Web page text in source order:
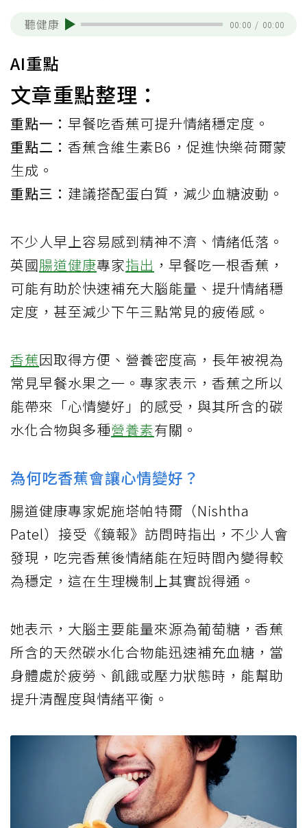
聽健康 00:00 / 00:00
AI重點
文章重點整理：
重點一： 早餐吃香蕉可提升情緒穩定度。
重點二： 香蕉含維生素B6，促進快樂荷爾蒙
生成。
重點三： 建議搭配蛋白質，減少血糖波動。
不少人早上容易感到精神不濟、情緒低落。
英國腸道健康專家指出 ，早餐吃一根香蕉，
可能有助於快速補充大腦能量、提升情緒穩
定度，甚至減少下午三點常見的疲倦感。
香蕉因取得方便、營養密度高，長年被視為
常見早餐水果之一。專家表示，香蕉之所以
能帶來「心情變好」的感受，與其所含的碳
水化合物與多種營養素有關。
為何吃香蕉會讓心情變好？
腸道健康專家妮施塔帕特爾（Nishtha
Patel）接受《鏡報》訪問時指出，不少人會
發現，吃完香蕉後情緒能在短時間內變得較
為穩定，這在生理機制上其實說得通。
她表示，大腦主要能量來源為葡萄糖，香蕉
所含的天然碳水化合物能迅速補充血糖，當
身體處於疲勞、飢餓或壓力狀態時，能幫助
提升清醒度與情緒平衡。